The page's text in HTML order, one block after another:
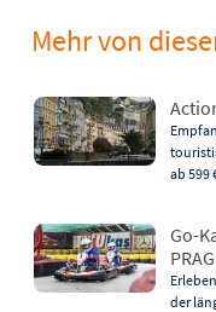
Mehr von
ab 599
Go-
PRAG
der